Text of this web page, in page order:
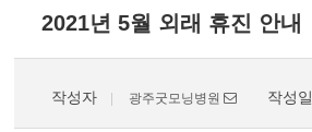
2021년 5월 외래 휴진 안내
작성자 광주굿모닝병원 작성일